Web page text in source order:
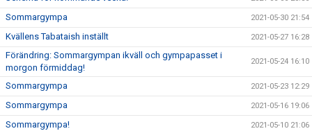
Sommargympa 2021-05-30 21:54
Kvällens Tabataish inställt 2021-05-27 16:28
Förändring: Sommargympan ikväll och gympapasset i
morgon förmiddag!
2021-05-24 16:10
Sommargympa 2021-05-23 12:29
Sommargympa 2021-05-16 19:06
Sommargympa! 2021-05-10 21:06